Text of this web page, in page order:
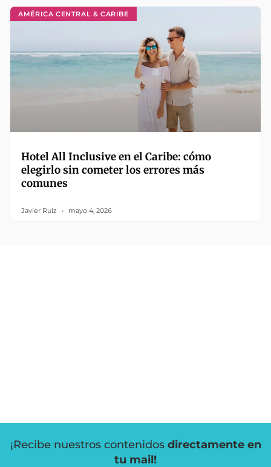
AMÉRICA CENTRAL & CARIBE
Hotel All Inclusive en el Caribe: cómo
elegirlo sin cometer los errores más
comunes
Javier Ruiz mayo 4, 2026
¡Recibe nuestros contenidos directamente en
tu mail!